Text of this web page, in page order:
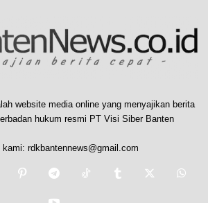
website media online yang menyajikan berita
hukum resmi PT Visi Siber Banten
kami: rdkbantennews@gmail.com